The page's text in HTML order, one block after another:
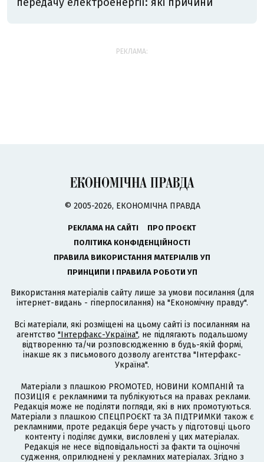
РЕКЛАМА:
© 2005-2026, ЕКОНОМІЧНА ПРАВДА
РЕКЛАМА НА САЙТІ
ПРО ПРОЄКТ
ПОЛІТИКА КОНФІДЕНЦІЙНОСТІ
ПРАВИЛА ВИКОРИСТАННЯ МАТЕРІАЛІВ УП
ПРИНЦИПИ І ПРАВИЛА РОБОТИ УП
Використання матеріалів сайту лише за умови посилання (для
інтернет-видань - гіперпосилання) на "Економічну правду".
Всі матеріали, які розміщені на цьому сайті із посиланням на
агентство "Інтерфакс-Україна", не підлягають подальшому
відтворенню та/чи розповсюдженню в будь-якій формі,
інакше як з письмового дозволу агентства "Інтерфакс-
Україна".
Матеріали з плашкою PROMOTED, НОВИНИ КОМПАНІЙ та
ПОЗИЦІЯ є рекламними та публікуються на правах реклами.
Редакція може не поділяти погляди, які в них промотуються.
Матеріали з плашкою СПЕЦПРОЄКТ та ЗА ПІДТРИМКИ також є
рекламними, проте редакція бере участь у підготовці цього
контенту і поділяє думки, висловлені у цих матеріалах.
Редакція не несе відповідальності за факти та оціночні
судження, оприлюднені у рекламних матеріалах. Згідно з